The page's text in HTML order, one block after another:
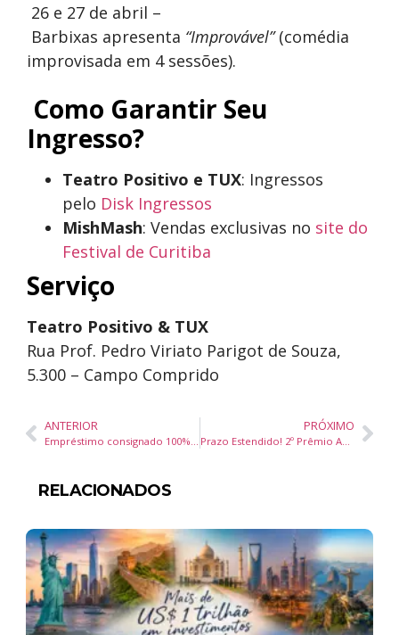
26 e 27 de abril –
Barbixas apresenta “Improvável”(comédia
improvisada em 4 sessões).
️ Como Garantir Seu
Ingresso?
Teatro Positivo e TUX: Ingressos
pelo Disk Ingressos
MishMash: Vendas exclusivas no site do
Festival de Curitiba
Serviço
Teatro Positivo & TUX
Rua Prof. Pedro Viriato Parigot de Souza,
5.300 – Campo Comprido
ANTERIOR
Empréstimo consignado 100% digital com as menores taxas do mercado!
PRÓXIMO
Prazo Estendido! 2º Prêmio ACMP de Jornalismo tem inscrições até 5 de maio
RELACIONADOS